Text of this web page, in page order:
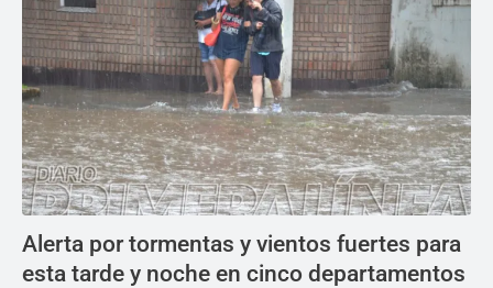
Alerta por tormentas y vientos fuertes para
esta tarde y noche en cinco departamentos